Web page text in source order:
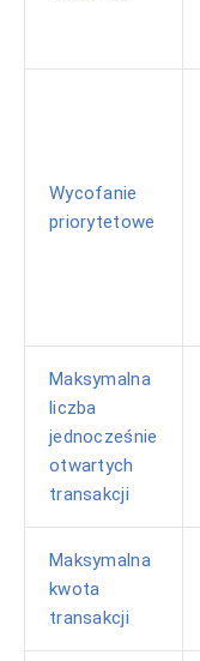
Wycofanie
priorytetowe
Maksymalna
liczba
jednocześnie
otwartych
transakcji
Maksymalna
kwota
transakcji